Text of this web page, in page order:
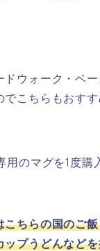
ドウォーク・ベ
でこちらもおすす
用のマグを1度購
こちらの国のご
ップうどんなど